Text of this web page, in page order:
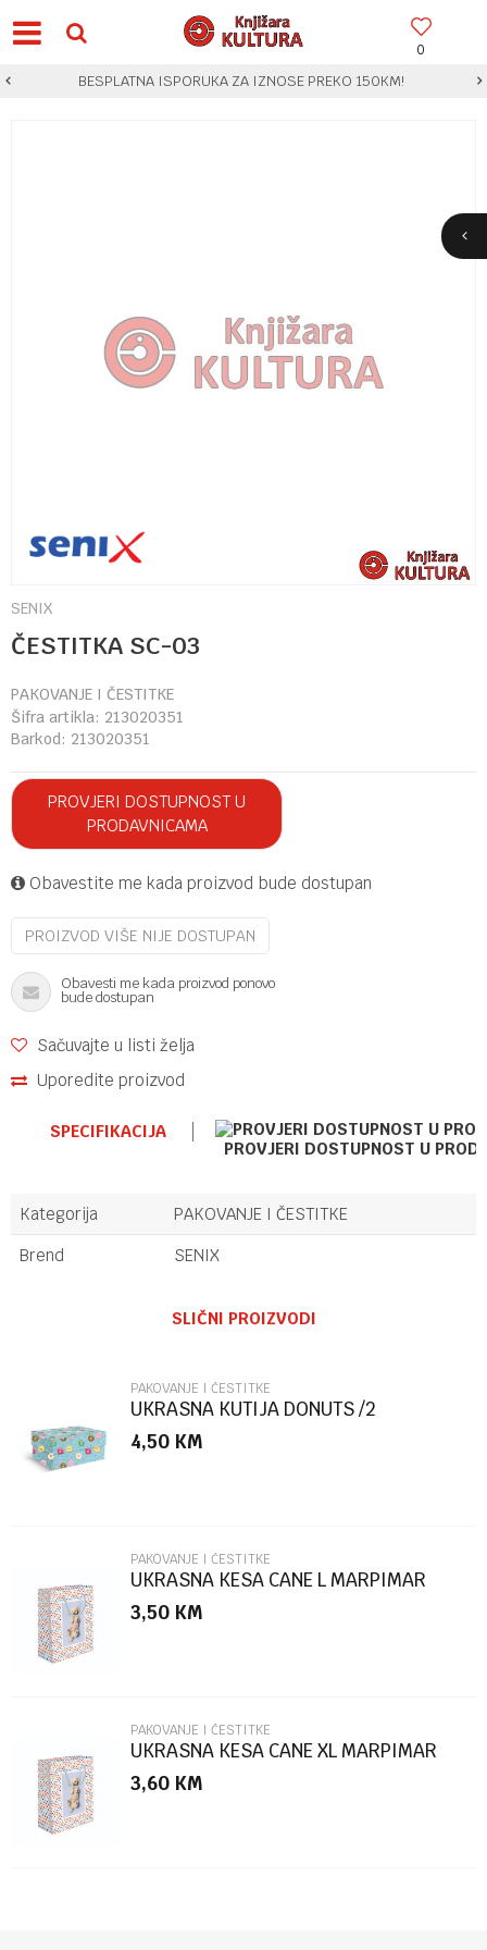
0
BESPLATNA ISPORUKA ZA IZNOSE PREKO 150KM!
SENIX
ČESTITKA SC-03
PAKOVANJE I ČESTITKE
Šifra artikla: 213020351
Barkod: 213020351
PROVJERI DOSTUPNOST U
PRODAVNICAMA
Obavestite me kada proizvod bude dostupan
PROIZVOD VIŠE NIJE DOSTUPAN
Obavesti me kada proizvod ponovo
bude dostupan
Sačuvajte u listi želja
Uporedite proizvod
SPECIFIKACIJA
PROVJERI DOSTUPNOST U
Kategorija
PAKOVANJE I ČESTITKE
Brend
SENIX
Poruka
POŠALJI
SLIČNI PROIZVODI
PAKOVANJE I ČESTITKE
UKRASNA KUTIJA DONUTS /2
MARPIMAR
4,50 KM
PAKOVANJE I ČESTITKE
UKRASNA KESA CANE L MARPIMAR
3,50 KM
PAKOVANJE I ČESTITKE
UKRASNA KESA CANE XL MARPIMAR
3,60 KM